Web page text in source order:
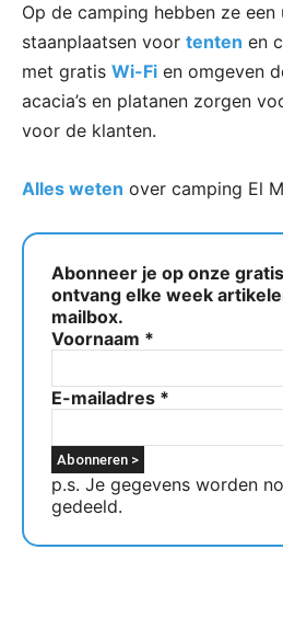
Op de camping hebben ze
staanplaatsen voor tenten en
met gratis Wi-Fi en omgeven
acacia’s en platanen zorgen
voor de klanten.
Alles weten over camping El
Abonneer je op onze
ontvang elke week
mailbox.
Voornaam *
E-mailadres *
p.s. Je gegevens worden
gedeeld.